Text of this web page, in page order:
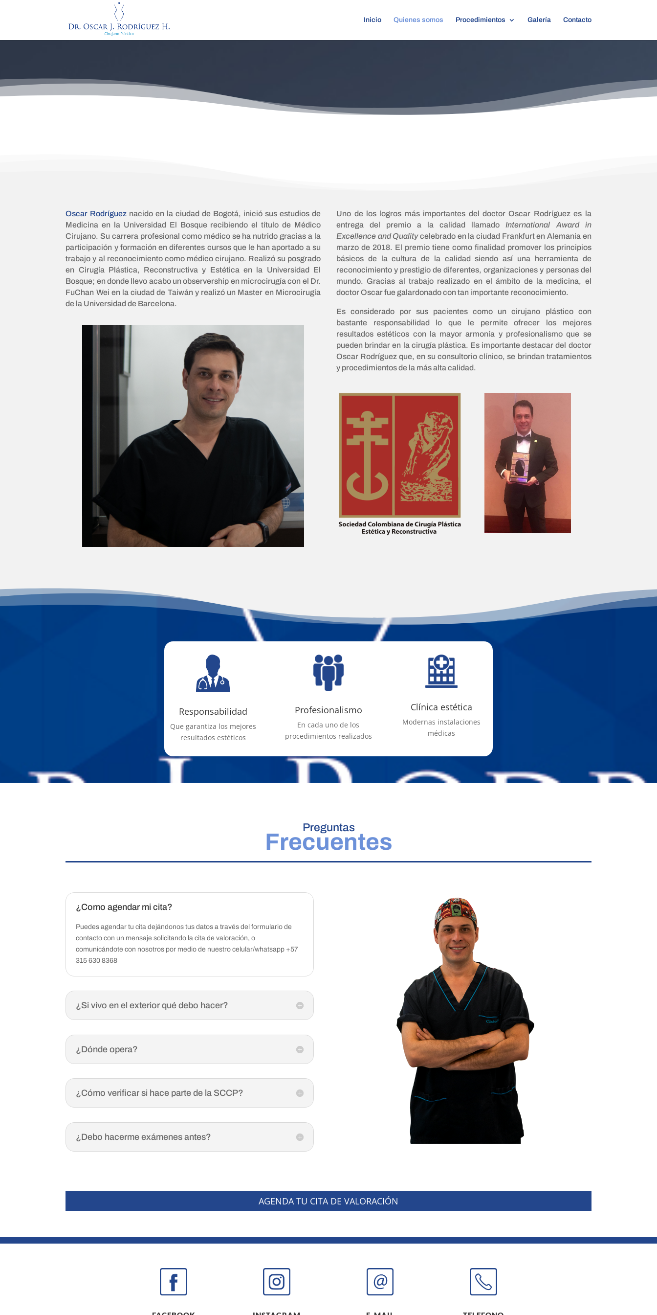
Inicio Quienes somos Procedimientos Galería Contacto
Oscar Rodríguez nacido en la ciudad de Bogotá, inició sus estudios de
Medicina en la Universidad El Bosque recibiendo el título de Médico
Cirujano. Su carrera profesional como médico se ha nutrido gracias a la
participación y formación en diferentes cursos que le han aportado a su
trabajo y al reconocimiento como médico cirujano. Realizó su posgrado
en Cirugía Plástica, Reconstructiva y Estética en la Universidad El
Bosque; en donde llevo acabo un observership en microcirugía con el Dr.
FuChan Wei en la ciudad de Taiwán y realizó un Master en Microcirugía
de la Universidad de Barcelona.
Uno de los logros más importantes del doctor Oscar Rodríguez es la
entrega del premio a la calidad llamadoInternational Award in
Excellence and Qualitycelebrado en la ciudad Frankfurt en Alemania en
marzo de 2018. El premio tiene como finalidad promover los principios
básicos de la cultura de la calidad siendo así una herramienta de
reconocimiento y prestigio de diferentes, organizaciones y personas del
mundo. Gracias al trabajo realizado en el ámbito de la medicina, el
doctor Oscar fue galardonado con tan importante reconocimiento.
Es considerado por sus pacientes como un cirujano plástico con
bastante responsabilidad lo que le permite ofrecer los mejores
resultados estéticos con la mayor armonía y profesionalismo que se
pueden brindar en la cirugía plástica. Es importante destacar del doctor
Oscar Rodríguez que, en su consultorio clínico, se brindan tratamientos
y procedimientos de la más alta calidad.
Responsabilidad
Que garantiza los mejores
resultados estéticos
Profesionalismo
En cada uno de los
procedimientos realizados
Clínica estética
Modernas instalaciones
médicas
Preguntas
Frecuentes
¿Como agendar mi cita?
Puedes agendar tu cita dejándonos tus datos a través del formulario de
contacto con un mensaje solicitando la cita de valoración, o
comunicándote con nosotros por medio de nuestro celular/whatsapp +57
315 630 8368
¿Si vivo en el exterior qué debo hacer?
¿Dónde opera?
¿Cómo verificar si hace parte de la SCCP?
¿Debo hacerme exámenes antes?
AGENDA TU CITA DE VALORACIÓN